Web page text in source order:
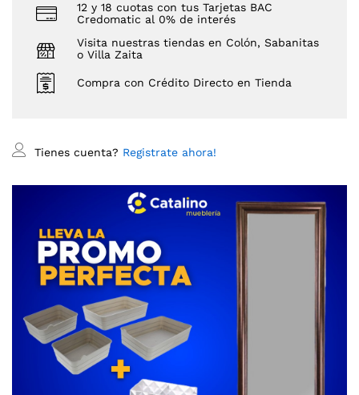
12 y 18 cuotas con tus Tarjetas BAC
Credomatic al 0% de interés
Visita nuestras tiendas en Colón, Sabanitas
o Villa Zaita
Compra con Crédito Directo en Tienda
Tienes cuenta? Registrate ahora!